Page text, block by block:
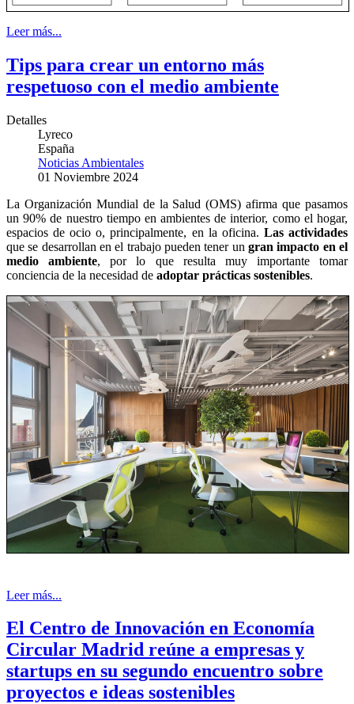
Leer más...
Tips para crear un entorno más
respetuoso con el medio ambiente
Detalles
Lyreco
España
Noticias Ambientales
01 Noviembre 2024
La Organización Mundial de la Salud (OMS) afirma que pasamos
un 90% de nuestro tiempo en ambientes de interior, como el hogar,
espacios de ocio o, principalmente, en la oficina. Las actividades
que se desarrollan en el trabajo pueden tener un gran impacto en el
medio ambiente, por lo que resulta muy importante tomar
conciencia de la necesidad de adoptar prácticas sostenibles.
Leer más...
El Centro de Innovación en Economía
Circular Madrid reúne a empresas y
startups en su segundo encuentro sobre
proyectos e ideas sostenibles